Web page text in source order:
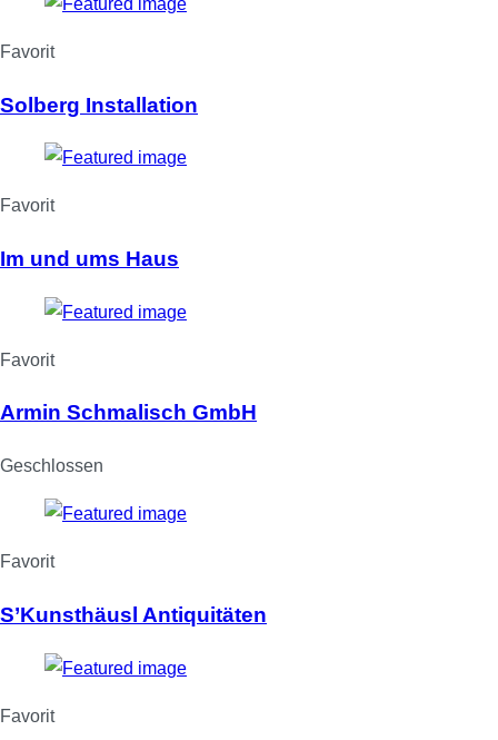
Favorit
Solberg Installation
Favorit
Im und ums Haus
Favorit
Armin Schmalisch GmbH
Geschlossen
Favorit
S’Kunsthäusl Antiquitäten
Favorit